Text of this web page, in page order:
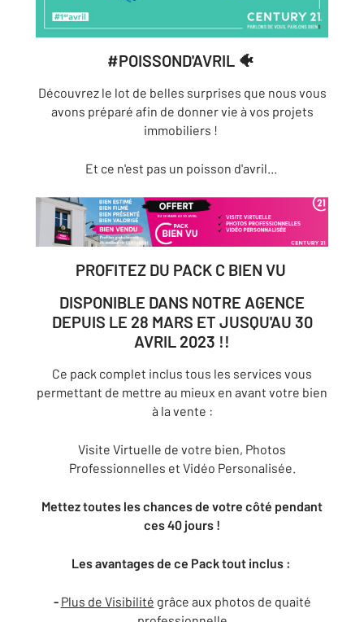
#POISSOND'AVRIL 🐠
Découvrez le lot de belles surprises que nous vous
avons préparé afin de donner vie à vos projets
immobiliers !
Et ce n'est pas un poisson d'avril...
PROFITEZ DU PACK C BIEN VU
DISPONIBLE DANS NOTRE AGENCE
DEPUIS LE 28 MARS ET JUSQU'AU 30
AVRIL 2023 !!
Ce pack complet inclus tous les services vous
permettant de mettre au mieux en avant votre bien
à la vente :
Visite Virtuelle de votre bien, Photos
Professionnelles et Vidéo Personalisée.
Mettez toutes les chances de votre côté pendant
ces 40 jours !
Les avantages de ce Pack tout inclus :
- Plus de Visibilité grâce aux photos de quaité